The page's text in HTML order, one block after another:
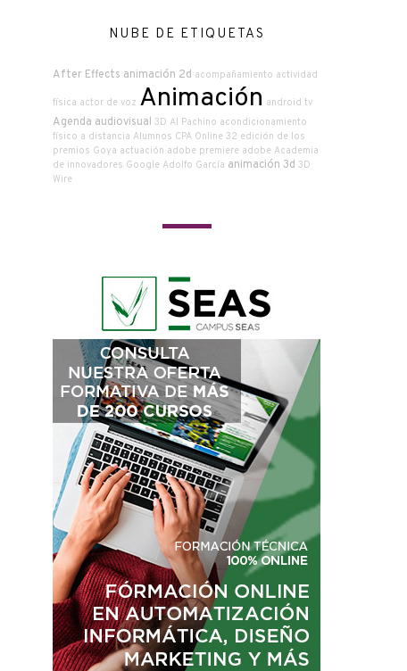
NUBE DE ETIQUETAS
After Effects animación 2d acompañamiento actividad
física actor de voz Animación android tv
Agenda audiovisual 3D Al Pachino acondicionamiento
físico a distancia Alumnos CPA Online 32 edición de los
premios Goya actuación adobe premiere adobe Academia
de innovadores Google Adolfo García animación 3d 3D
Wire